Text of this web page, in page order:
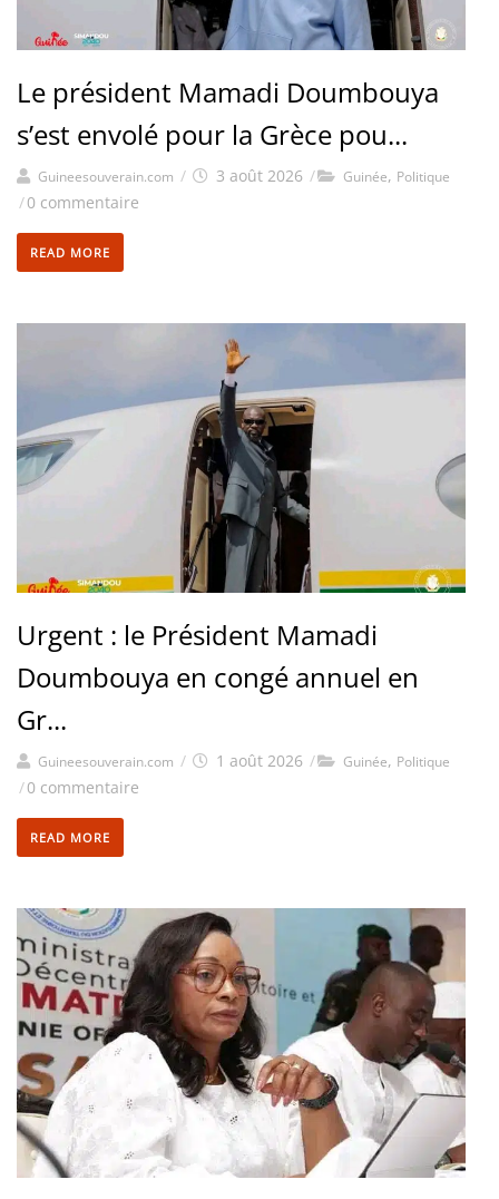
Le président Mamadi Doumbouya
s’est envolé pour la Grèce pou...
Guineesouverain.com / 3 août 2026 / Guinée, Politique
/0 commentaire
READ MORE
Urgent : le Président Mamadi
Doumbouya en congé annuel en
Gr...
Guineesouverain.com / 1 août 2026 / Guinée, Politique
/0 commentaire
READ MORE